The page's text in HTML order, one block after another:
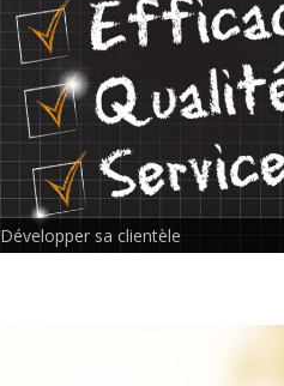
Rencontre inter-thérapeutes